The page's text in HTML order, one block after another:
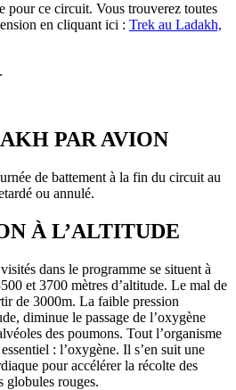
pour ce circuit. Vous trouverez toutes
en cliquant ici : Trek au Ladakh,
PAR AVION
de battement à la fin du circuit au
ou annulé.
À L’ALTITUDE
dans le programme se situent à
et 3700 mètres d’altitude. Le mal de
de 3000m. La faible pression
diminue le passage de l’oxygène
des poumons. Tout l’organisme
: l’oxygène. Il s’en suit une
pour accélérer la récolte des
globules rouges.